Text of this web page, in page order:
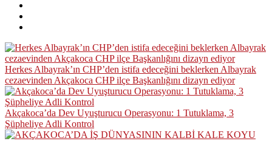
Herkes Albayrak’ın CHP’den istifa edeceğini beklerken Albayrak
cezaevinden Akçakoca CHP ilçe Başkanlığını dizayn ediyor
Akçakoca’da Dev Uyuşturucu Operasyonu: 1 Tutuklama, 3
Şüpheliye Adli Kontrol